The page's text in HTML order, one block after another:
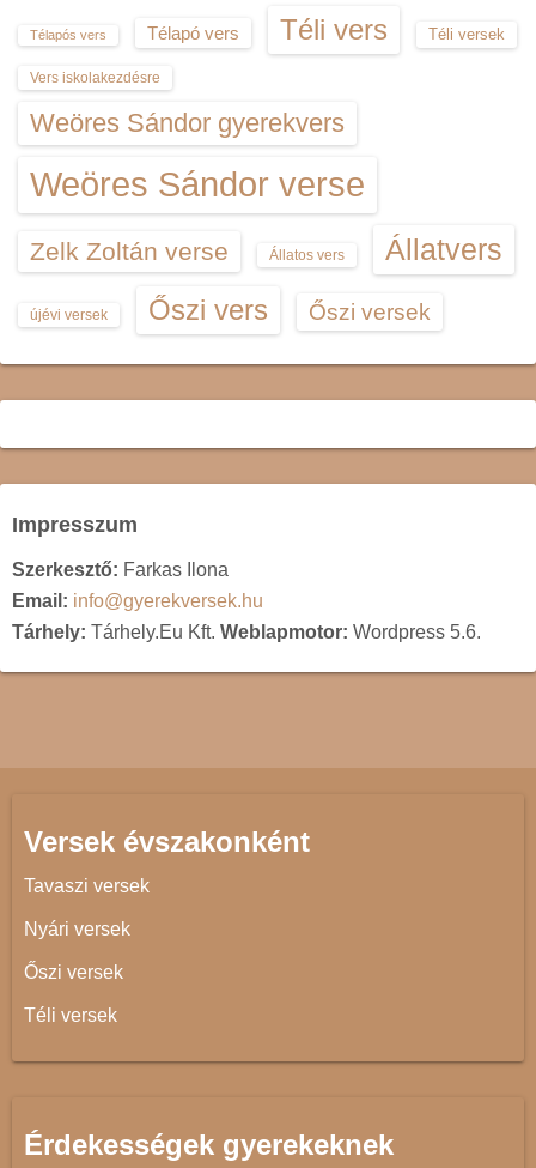
Télapós vers Télapó vers Téli vers Téli versek
Vers iskolakezdésre
Weöres Sándor gyerekvers
Weöres Sándor verse
Zelk Zoltán verse Állatos vers Állatvers
újévi versek Őszi vers Őszi versek
Impresszum
Szerkesztő: Farkas Ilona
Email: info@gyerekversek.hu
Tárhely: Tárhely.Eu Kft. Weblapmotor: Wordpress 5.6.
Versek évszakonként
Tavaszi versek
Nyári versek
Őszi versek
Téli versek
Érdekességek gyerekeknek